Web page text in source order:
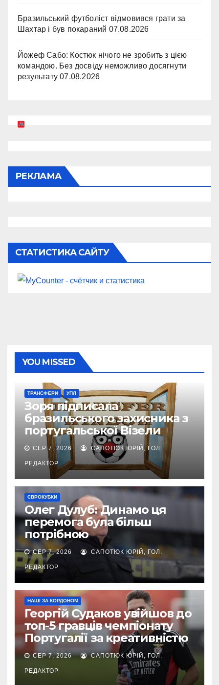
Бразильський футболіст відмовився грати за
Шахтар і був покараний 07.08.2026
Йожеф Сабо: Костюк нічого не зробить з цією
командою. Без досвіду неможливо досягнути
результату 07.08.2026
РЕКЛАМА
СТАТИСТИКА САЙТУ
YOU MISSED
ТРАНСФЕРИ УПЛ
Зоря підписала
бразильського захисника з
португальської Візели
СЕР 7, 2026 САПОТЮК ЮРІЙ, ГОЛ.
РЕДАКТОР
ЄВРОКУБКИ
Олег Дулуб: Динамо ця
перемога була більш
потрібною
СЕР 7, 2026 САПОТЮК ЮРІЙ, ГОЛ.
РЕДАКТОР
НАШІ ЗА КОРДОНОМ
Георгій Судаков увійшов до
топ-5 гравців чемпіонату
Португалії за креативністю
СЕР 7, 2026 САПОТЮК ЮРІЙ, ГОЛ.
РЕДАКТОР